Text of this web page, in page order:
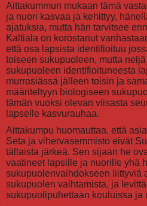
Aittakummun mukaan tämä
ja nuori kasvaa ja kehittyy,
ajatuksia, mutta hän tarvitsee
Kaltiala on korostanut
että osa lapsista identifioituu
toiseen sukupuoleen, mutta
sukupuoleen identifioituneesta
murrosiässä jälleen toisin ja
määriteltyyn biologiseen
tämän vuoksi olevan viisasta
lapselle kasvurauhaa.
Aittakumpu huomauttaa, että
Seta ja vihervasemmisto eivät
tällaista järkeä. Sen sijaan he
vaatineet lapsille ja nuorille yhä
sukupuolenvaihdokseen liittyviä
sukupuolen vaihtamista, ja
sukupuolipuhettaan kouluissa ja